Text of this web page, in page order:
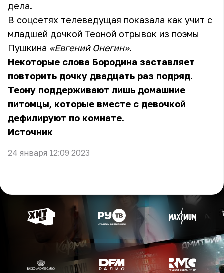
дела.
В соцсетях телеведущая показала как учит с
младшей дочкой Теоной отрывок из поэмы
Пушкина «Евгений Онегин».
Некоторые слова Бородина заставляет
повторить дочку двадцать раз подряд.
Теону поддерживают лишь домашние
питомцы, которые вместе с девочкой
дефилируют по комнате.
Источник
24 января 12:09 2023